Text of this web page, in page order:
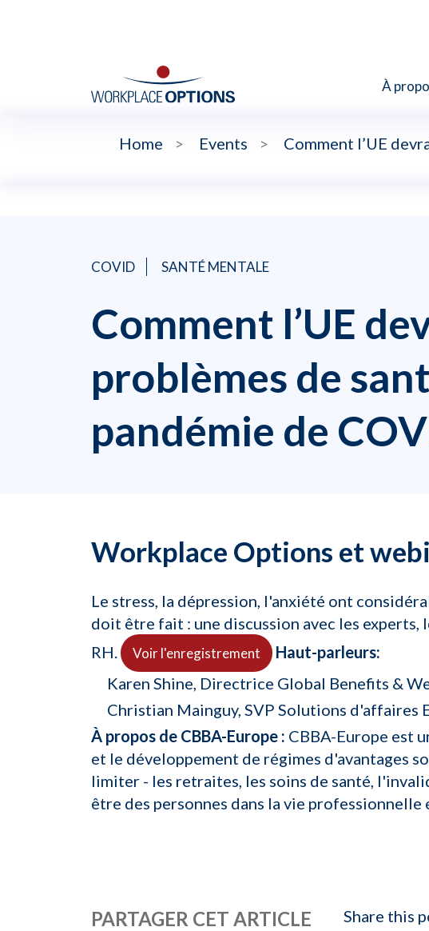
À
Home > Events > Comment l’UE
COVID SANTÉ MENTALE
Comment l’UE
problèmes de
pandémie de
Workplace Options et
Le stress, la dépression, l'anxiété ont
doit être fait : une discussion avec les experts,
RH.
Voir l'enregistrement
Haut-parleurs:
Karen Shine, Directrice Global Benefits &
Christian Mainguy, SVP Solutions d'affaires
À propos de CBBA-Europe : CBBA-Europe est
et le développement de régimes d'avantages
limiter - les retraites, les soins de santé,
être des personnes dans la vie professionnelle
PARTAGER CET ARTICLE Share this